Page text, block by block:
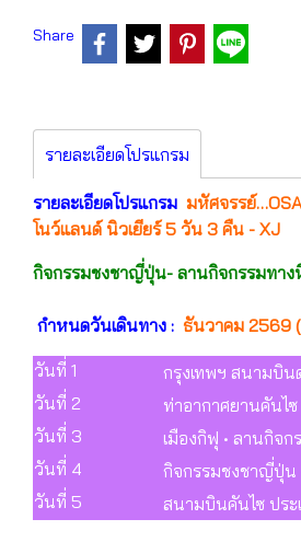
Share
รายละเอียดโปรแกรม
รายละเอียดโปรแกรม มหัศจรรย์
โนว์แลนด์ นิวเยียร์ 5 วัน 3 คืน - XJ
กิจกรรมชงชาญี่ปุ่น- ลานกิจกรรมทาง
กำหนดวันเดินทาง : ธันวาคม 2569
วันที่ 1
กรุงเทพฯ สนามบิ
วันที่ 2
ท่าอากาศยานคันไซ
วันที่ 3
เมืองกิฟุ • ลานกิจ
วันที่ 4
กิจกรรมชงชาญี่ปุ่น
วันที่ 5
สนามบินคันไซ ปร